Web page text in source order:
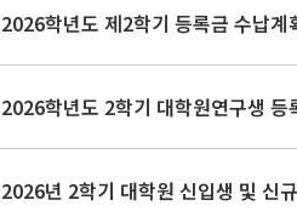
2026학년도 제2학기 등록금 수납계
2026학년도 2학기 대학원연구생 등
2026년 2학기 대학원 신입생 및 신